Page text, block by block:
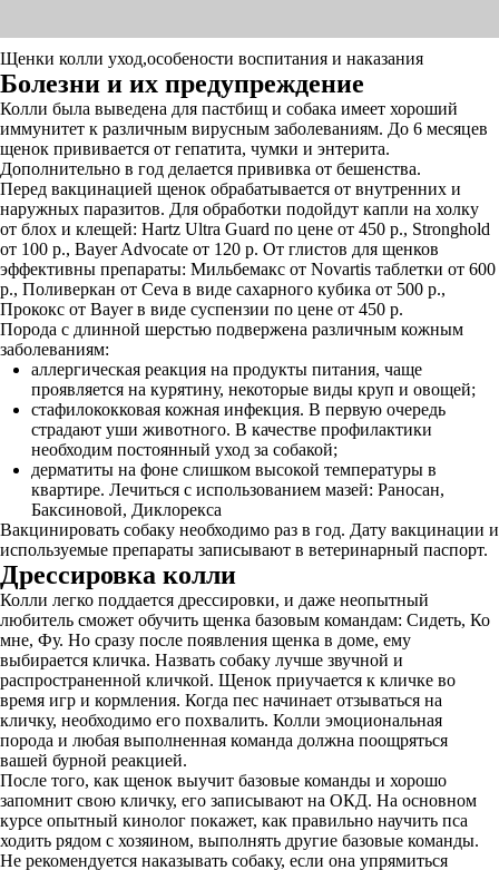
Щенки колли уход,особености воспитания и наказания
Болезни и их предупреждение
Колли была выведена для пастбищ и собака имеет хороший
иммунитет к различным вирусным заболеваниям. До 6 месяцев
щенок прививается от гепатита, чумки и энтерита.
Дополнительно в год делается прививка от бешенства.
Перед вакцинацией щенок обрабатывается от внутренних и
наружных паразитов. Для обработки подойдут капли на холку
от блох и клещей: Hartz Ultra Guard по цене от 450 р., Stronghold
от 100 р., Bayer Advocate от 120 р. От глистов для щенков
эффективны препараты: Мильбемакс от Novartis таблетки от 600
р., Поливеркан от Ceva в виде сахарного кубика от 500 р.,
Прококс от Bayer в виде суспензии по цене от 450 р.
Порода с длинной шерстью подвержена различным кожным
заболеваниям:
аллергическая реакция на продукты питания, чаще
проявляется на курятину, некоторые виды круп и овощей;
стафилококковая кожная инфекция. В первую очередь
страдают уши животного. В качестве профилактики
необходим постоянный уход за собакой;
дерматиты на фоне слишком высокой температуры в
квартире. Лечиться с использованием мазей: Раносан,
Баксиновой, Диклорекса
Вакцинировать собаку необходимо раз в год. Дату вакцинации и
используемые препараты записывают в ветеринарный паспорт.
Дрессировка колли
Колли легко поддается дрессировки, и даже неопытный
любитель сможет обучить щенка базовым командам: Сидеть, Ко
мне, Фу. Но сразу после появления щенка в доме, ему
выбирается кличка. Назвать собаку лучше звучной и
распространенной кличкой. Щенок приучается к кличке во
время игр и кормления. Когда пес начинает отзываться на
кличку, необходимо его похвалить. Колли эмоциональная
порода и любая выполненная команда должна поощряться
вашей бурной реакцией.
После того, как щенок выучит базовые команды и хорошо
запомнит свою кличку, его записывают на ОКД. На основном
курсе опытный кинолог покажет, как правильно научить пса
ходить рядом с хозяином, выполнять другие базовые команды.
Не рекомендуется наказывать собаку, если она упрямиться